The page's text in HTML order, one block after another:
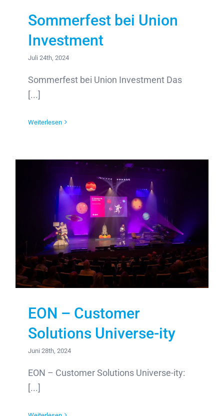
Sommerfest bei Union
Investment
Juli 24th, 2024
Sommerfest bei Union Investment Das
[...]
Weiterlesen
EON – Customer
Solutions Universe-ity
Juni 28th, 2024
EON – Customer Solutions Universe-ity:
[...]